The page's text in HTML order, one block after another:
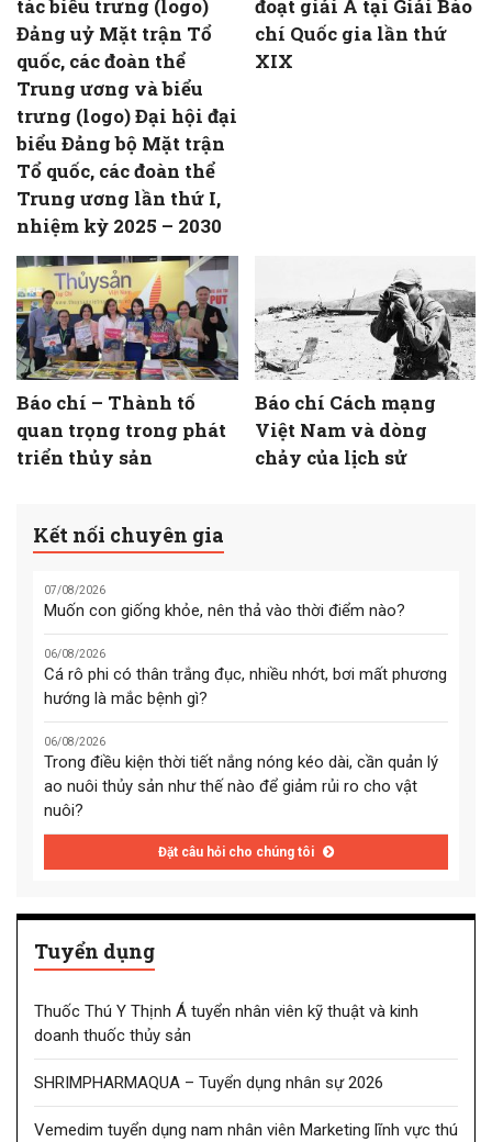
tác biểu trưng (logo)
Đảng uỷ Mặt trận Tổ
quốc, các đoàn thể
Trung ương và biểu
trưng (logo) Đại hội đại
biểu Đảng bộ Mặt trận
Tổ quốc, các đoàn thể
Trung ương lần thứ I,
nhiệm kỳ 2025 – 2030
đoạt giải A tại Giải Báo
chí Quốc gia lần thứ
XIX
Báo chí – Thành tố
quan trọng trong phát
triển thủy sản
Báo chí Cách mạng
Việt Nam và dòng
chảy của lịch sử
Kết nối chuyên gia
07/08/2026
Muốn con giống khỏe, nên thả vào thời điểm nào?
06/08/2026
Cá rô phi có thân trắng đục, nhiều nhớt, bơi mất phương
hướng là mắc bệnh gì?
06/08/2026
Trong điều kiện thời tiết nắng nóng kéo dài, cần quản lý
ao nuôi thủy sản như thế nào để giảm rủi ro cho vật
nuôi?
Đặt câu hỏi cho chúng tôi
Tuyển dụng
Thuốc Thú Y Thịnh Á tuyển nhân viên kỹ thuật và kinh
doanh thuốc thủy sản
SHRIMPHARMAQUA – Tuyển dụng nhân sự 2026
Vemedim tuyển dụng nam nhân viên Marketing lĩnh vực thú